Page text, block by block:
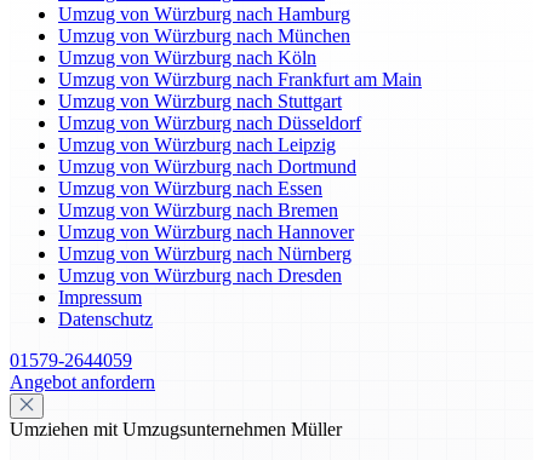
Umzug von Würzburg nach Hamburg
Umzug von Würzburg nach München
Umzug von Würzburg nach Köln
Umzug von Würzburg nach Frankfurt am Main
Umzug von Würzburg nach Stuttgart
Umzug von Würzburg nach Düsseldorf
Umzug von Würzburg nach Leipzig
Umzug von Würzburg nach Dortmund
Umzug von Würzburg nach Essen
Umzug von Würzburg nach Bremen
Umzug von Würzburg nach Hannover
Umzug von Würzburg nach Nürnberg
Umzug von Würzburg nach Dresden
Impressum
Datenschutz
01579-2644059
Angebot anfordern
Umziehen mit Umzugsunternehmen Müller